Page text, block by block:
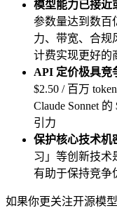
模型能力已接近
参数量达到数百
力、带宽、合规
计费实现更好的
API 定价极具竞
$2.50 / 百万
Claude Sonnet
引力
保护核心技术机
习」等创新技术
有助于保持竞争
如果你更关注开源模